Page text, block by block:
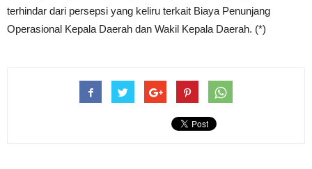
terhindar dari persepsi yang keliru terkait Biaya Penunjang
Operasional Kepala Daerah dan Wakil Kepala Daerah. (*)